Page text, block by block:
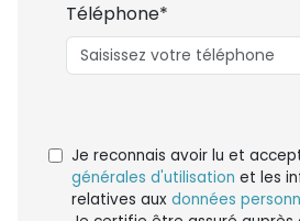
Téléphone*
Je reconnais avoir lu et
générales d'utilisation et les
relatives aux données